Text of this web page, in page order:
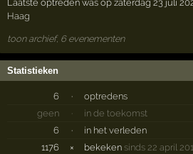
Laatste optreden was op zaterdag 23 juli
Haag
toon archief, 6 evenementen
Statistieken
6 ·
optredens
geen
·
in de toekomst
6
·
in het verleden
1176
× bekeken sinds 22 april